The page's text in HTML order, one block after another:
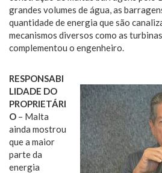
grandes volumes de água, as
quantidade de energia que são
mecanismos diversos como as
complementou o engenheiro.
RESPONSABI
LIDADE DO
PROPRIETÁRI
O – Malta
ainda mostrou
que a maior
parte da
energia